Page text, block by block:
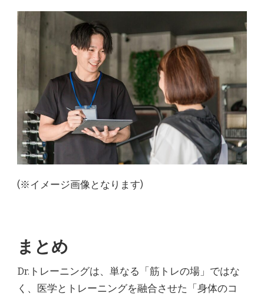
(※イメージ画像となります)
まとめ
Dr.トレーニングは、単なる「筋トレの場」ではな
く、医学とトレーニングを融合させた「身体のコ